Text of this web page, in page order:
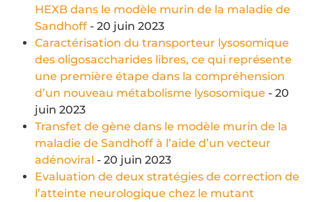
HEXB dans le modèle murin de la maladie de
Sandhoff - 20 juin 2023
Caractérisation du transporteur lysosomique
des oligosaccharides libres, ce qui représente
une première étape dans la compréhension
d’un nouveau métabolisme lysosomique - 20
juin 2023
Transfet de gène dans le modèle murin de la
maladie de Sandhoff à l’aide d’un vecteur
adénoviral - 20 juin 2023
Evaluation de deux stratégies de correction de
l’atteinte neurologique chez le mutant